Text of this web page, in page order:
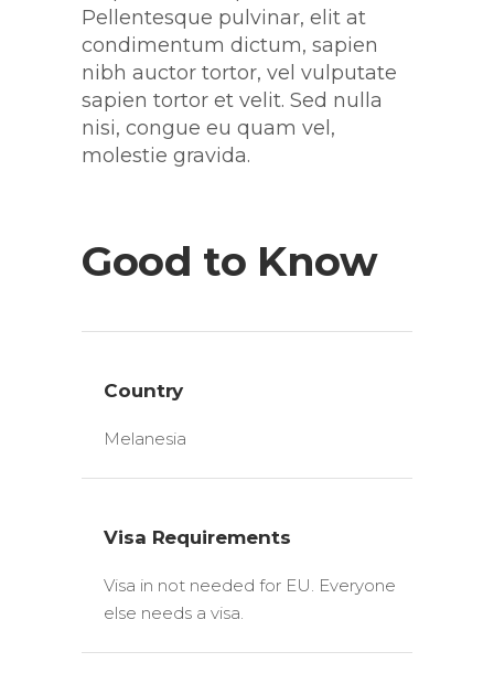
Pellentesque pulvinar, elit at
condimentum dictum, sapien
nibh auctor tortor, vel vulputate
sapien tortor et velit. Sed nulla
nisi, congue eu quam vel,
molestie gravida.
Good to Know
Country
Melanesia
Visa Requirements
Visa in not needed for EU. Everyone
else needs a visa.